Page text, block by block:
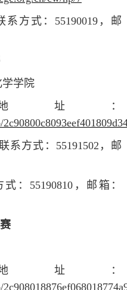
系方式：55190019，邮
学院
址：
系方式：55191502，邮
：55190810，邮箱：
址：